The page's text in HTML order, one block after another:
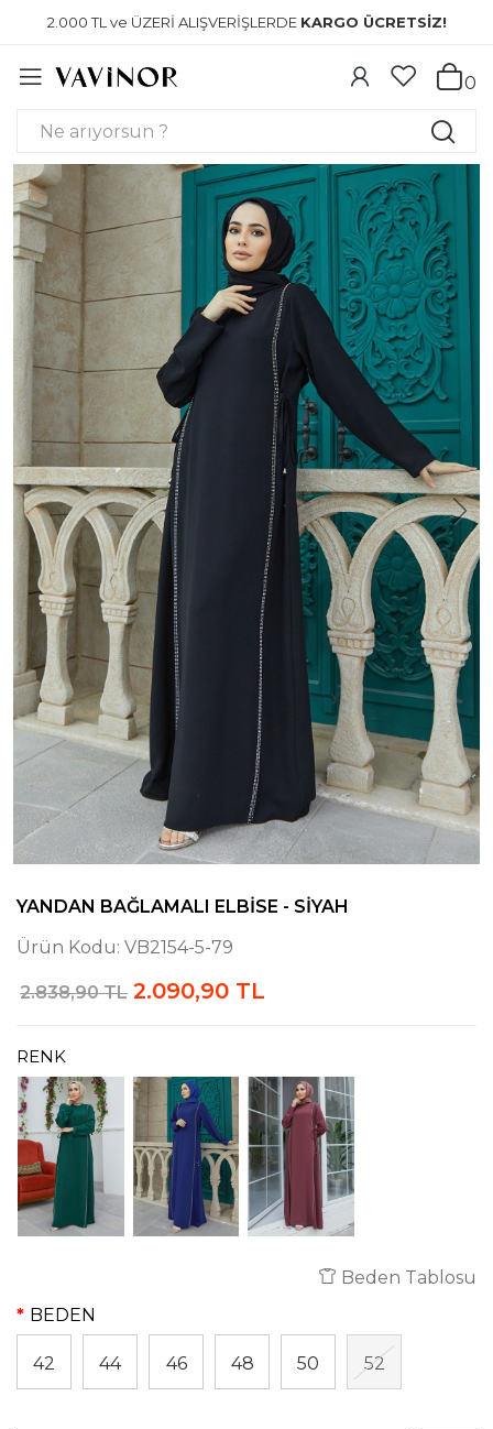
2.000 TL ve ÜZERİ ALIŞVERİŞLERDE KARGO ÜCRETSİZ!
0
YANDAN BAĞLAMALI ELBISE - SIYAH
Ürün Kodu: VB2154-5-79
2.838,90 TL 2.090,90 TL
RENK
Beden Tablosu
BEDEN
42 44 46 48 50 52